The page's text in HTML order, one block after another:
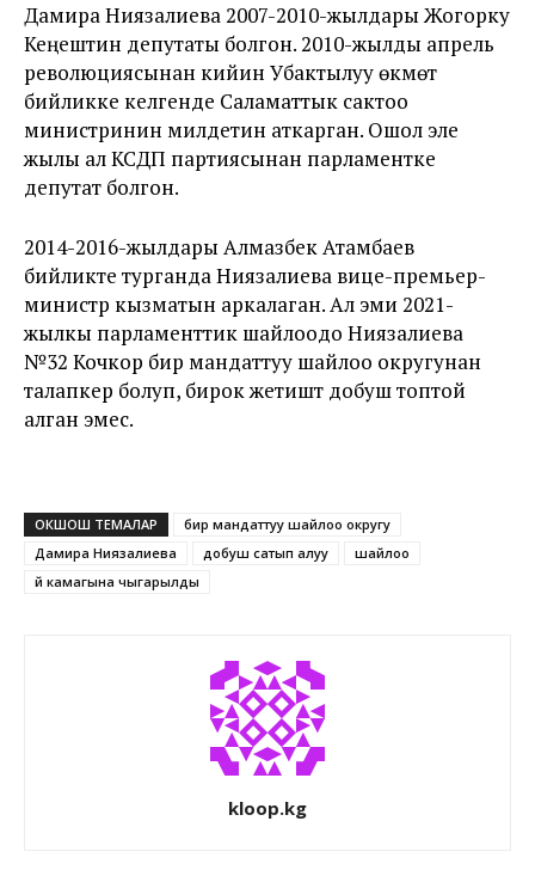
Дамира Ниязалиева 2007-2010-жылдары Жогорку
Кеңештин депутаты болгон. 2010-жылды апрель
революциясынан кийин Убактылуу өкмөт
бийликке келгенде Саламаттык сактоо
министринин милдетин аткарган. Ошол эле
жылы ал КСДП партиясынан парламентке
депутат болгон.
2014-2016-жылдары Алмазбек Атамбаев
бийликте турганда Ниязалиева вице-премьер-
министр кызматын аркалаган. Ал эми 2021-
жылкы парламенттик шайлоодо Ниязалиева
№32 Кочкор бир мандаттуу шайлоо округунан
талапкер болуп, бирок жетиштүү добуш топтой
алган эмес.
ОКШОШ ТЕМАЛАР
бир мандаттуу шайлоо округу
Дамира Ниязалиева
добуш сатып алуу
шайлоо
үй камагына чыгарылды
kloop.kg